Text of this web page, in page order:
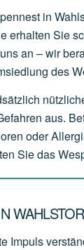
in
erhalten Sie
an – wir
des
aus.
oder
Sie das
Impuls